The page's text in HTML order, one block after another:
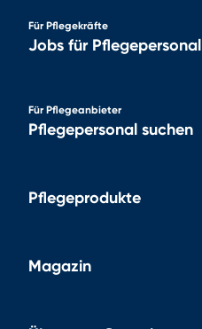
Für Pflegekräfte
Jobs für Pflegepersonal
Für Pflegeanbieter
Pflegepersonal suchen
Pflegeprodukte
Magazin